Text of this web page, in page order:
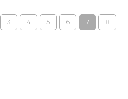
3 4 5 6 7 8